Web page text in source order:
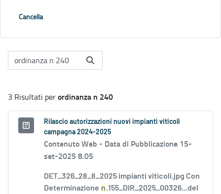
Cancella
3 Risultati perordinanza n 240
Rilascio autorizzazioni nuovi impianti viticoli
campagna 2024-2025
Contenuto Web - Data di Pubblicazione 15-
set-2025 8.05
DET_326_28_8_2025 impianti viticoli.jpg Con
Determinazione n.155_DIR_2025_00326...del